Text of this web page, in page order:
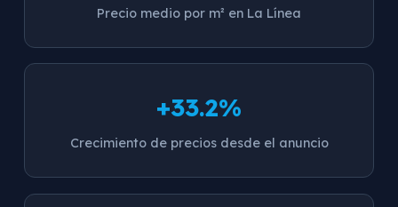
Precio medio por m² en La Línea
+33.2%
Crecimiento de precios desde el anuncio